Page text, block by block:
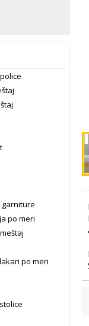
garniture
po meri
po meri